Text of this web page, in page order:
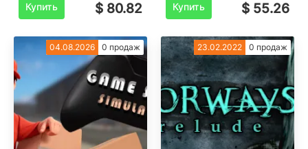
Купить $ 80.82
Купить
$ 55.26
04.08.2026 0 продаж 23.02.2022 0 продаж